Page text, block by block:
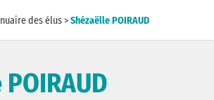
des élus>Shézaëlle POIRAUD